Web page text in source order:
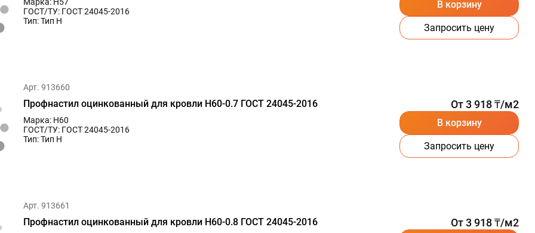
ГОСТ/ТУ: ГОСТ 24045-2016
Тип: Тип Н
В корзину
Запросить цену
Арт. 913660
Профнастил оцинкованный для кровли Н60-0.7 ГОСТ 24045-2016
Марка: Н60
ГОСТ/ТУ: ГОСТ 24045-2016
Тип: Тип Н
От 3 918 ₸/м2
В корзину
Запросить цену
Арт. 913661
Профнастил оцинкованный для кровли Н60-0.8 ГОСТ 24045-2016 От 3 918 ₸/м2